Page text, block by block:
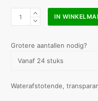
Leukofix
x
IN
Grotere aantallen nodig?
Vanaf 24 stuks
Waterafstotende,